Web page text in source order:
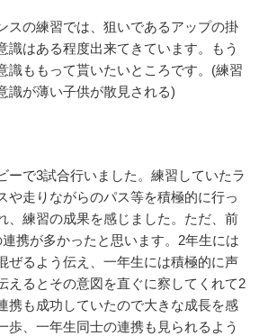
スの練習では、狙いであるアップの掛
識はある程度出来てきています。もう
識ももって貰いたいところです。(練習
識が薄い子供が散見される)
ーで3試合行いました。練習していたラ
や走りながらのパス等を積極的に行っ
、練習の成果を感じました。ただ、前
携が多かったと思います。2年生には
ぜるよう伝え、一年生には積極的に声
えるとその意図を直ぐに察してくれて2
携も成功していたので大きな成長を感
歩、一年生同士の連携も見られるよう